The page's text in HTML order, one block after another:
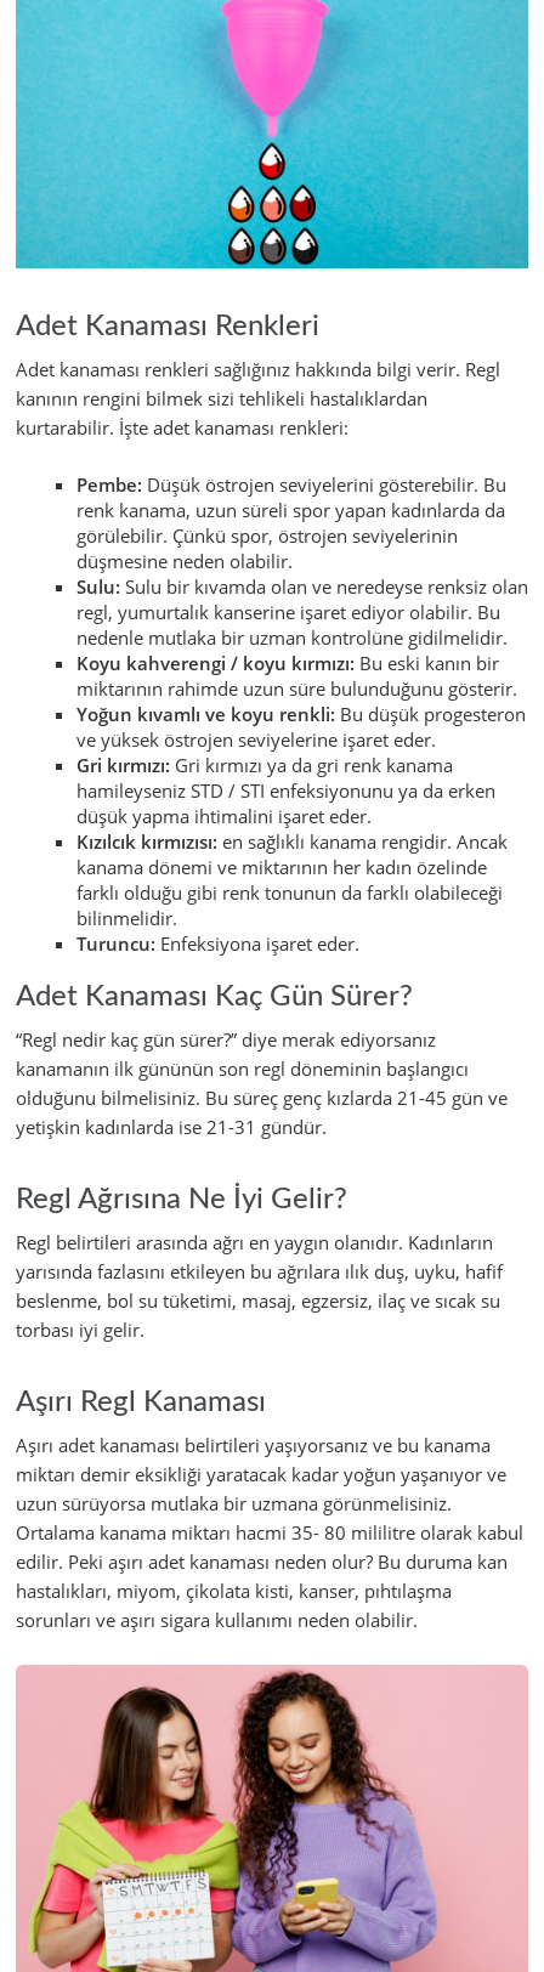
Adet Kanaması Renkleri
Adet kanaması renkleri sağlığınız hakkında bilgi verir. Regl
kanının rengini bilmek sizi tehlikeli hastalıklardan
kurtarabilir. İşte adet kanaması renkleri:
Pembe: Düşük östrojen seviyelerini gösterebilir. Bu
renk kanama, uzun süreli spor yapan kadınlarda da
görülebilir. Çünkü spor, östrojen seviyelerinin
düşmesine neden olabilir.
Sulu: Sulu bir kıvamda olan ve neredeyse renksiz olan
regl, yumurtalık kanserine işaret ediyor olabilir. Bu
nedenle mutlaka bir uzman kontrolüne gidilmelidir.
Koyu kahverengi / koyu kırmızı: Bu eski kanın bir
miktarının rahimde uzun süre bulunduğunu gösterir.
Yoğun kıvamlı ve koyu renkli: Bu düşük progesteron
ve yüksek östrojen seviyelerine işaret eder.
Gri kırmızı: Gri kırmızı ya da gri renk kanama
hamileyseniz STD / STI enfeksiyonunu ya da erken
düşük yapma ihtimalini işaret eder.
Kızılcık kırmızısı: en sağlıklı kanama rengidir. Ancak
kanama dönemi ve miktarının her kadın özelinde
farklı olduğu gibi renk tonunun da farklı olabileceği
bilinmelidir.
Turuncu: Enfeksiyona işaret eder.
Adet Kanaması Kaç Gün Sürer?
“Regl nedir kaç gün sürer?” diye merak ediyorsanız
kanamanın ilk gününün son regl döneminin başlangıcı
olduğunu bilmelisiniz. Bu süreç genç kızlarda 21-45 gün ve
yetişkin kadınlarda ise 21-31 gündür.
Regl Ağrısına Ne İyi Gelir?
Regl belirtileri arasında ağrı en yaygın olanıdır. Kadınların
yarısında fazlasını etkileyen bu ağrılara ılık duş, uyku, hafif
beslenme, bol su tüketimi, masaj, egzersiz, ilaç ve sıcak su
torbası iyi gelir.
Aşırı Regl Kanaması
Aşırı adet kanaması belirtileri yaşıyorsanız ve bu kanama
miktarı demir eksikliği yaratacak kadar yoğun yaşanıyor ve
uzun sürüyorsa mutlaka bir uzmana görünmelisiniz.
Ortalama kanama miktarı hacmi 35- 80 mililitre olarak kabul
edilir. Peki aşırı adet kanaması neden olur? Bu duruma kan
hastalıkları, miyom, çikolata kisti, kanser, pıhtılaşma
sorunları ve aşırı sigara kullanımı neden olabilir.